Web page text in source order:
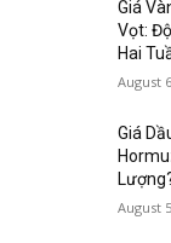
Giá
Vọt:
Hai
August
Giá
August